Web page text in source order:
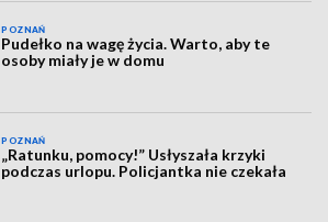
POZNAŃ
Pudełko na wagę życia. Warto, aby te
osoby miały je w domu
POZNAŃ
„Ratunku, pomocy!” Usłyszała krzyki
podczas urlopu. Policjantka nie czekała